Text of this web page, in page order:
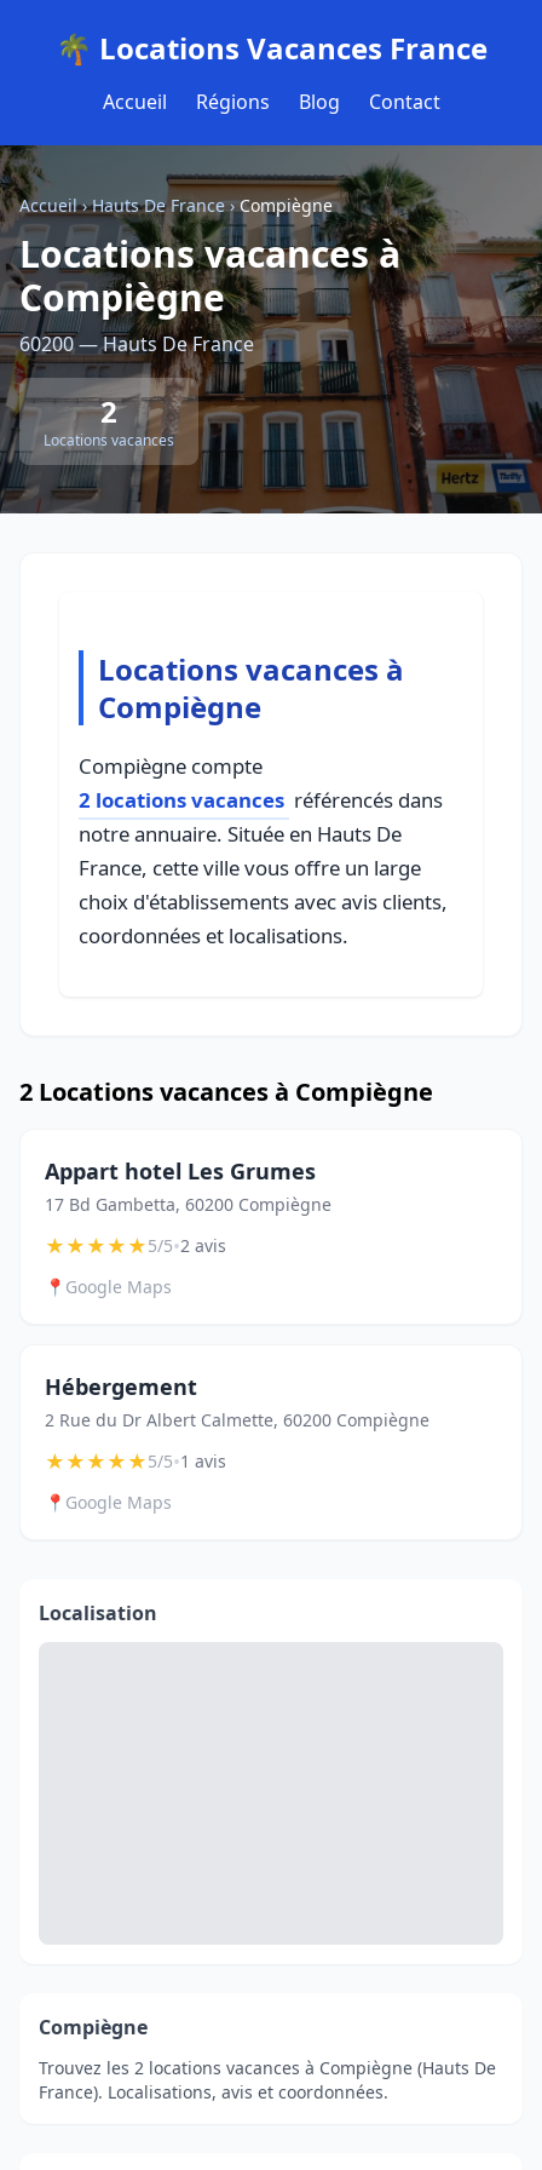
🌴 Locations Vacances France
Accueil Régions Blog Contact
Accueil›Hauts De France›Compiègne
Locations vacances à
Compiègne
60200 — Hauts De France
2
Locations vacances
Locations vacances à
Compiègne
Compiègne compte
2 locations vacances référencés dans
notre annuaire. Située en Hauts De
France, cette ville vous offre un large
choix d'établissements avec avis clients,
coordonnées et localisations.
2 Locations vacances à Compiègne
Appart hotel Les Grumes
17 Bd Gambetta, 60200 Compiègne
★★★★★5/5•2 avis
📍 Google Maps
Hébergement
2 Rue du Dr Albert Calmette, 60200 Compiègne
★★★★★5/5•1 avis
📍 Google Maps
Localisation
Compiègne
Trouvez les 2 locations vacances à Compiègne (Hauts De
France). Localisations, avis et coordonnées.